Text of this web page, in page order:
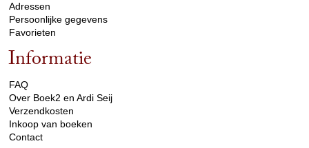
Adressen
Persoonlijke gegevens
Favorieten
Informatie
FAQ
Over Boek2 en Ardi Seij
Verzendkosten
Inkoop van boeken
Contact